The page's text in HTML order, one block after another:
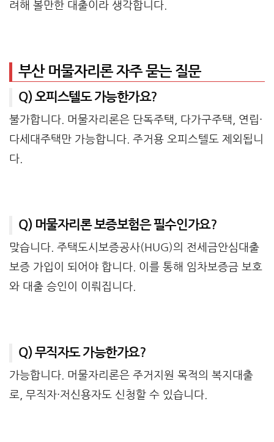
려해 볼만한 대출이라 생각합니다.
부산 머물자리론 자주 묻는 질문
Q) 오피스텔도 가능한가요?
불가합니다. 머물자리론은 단독주택, 다가구주택, 연립·
다세대주택만 가능합니다. 주거용 오피스텔도 제외됩니
다.
Q) 머물자리론 보증보험은 필수인가요?
맞습니다. 주택도시보증공사(HUG)의 전세금안심대출
보증 가입이 되어야 합니다. 이를 통해 임차보증금 보호
와 대출 승인이 이뤄집니다.
Q) 무직자도 가능한가요?
가능합니다. 머물자리론은 주거지원 목적의 복지대출
로, 무직자·저신용자도 신청할 수 있습니다.